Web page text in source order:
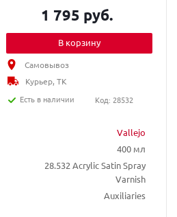
Vallejo
400 мл
28.532 Acrylic Satin Spray
Varnish
Auxiliaries
1 795 руб.
В корзину
Самовывоз
Курьер, ТК
Есть в наличии
Код: 28532